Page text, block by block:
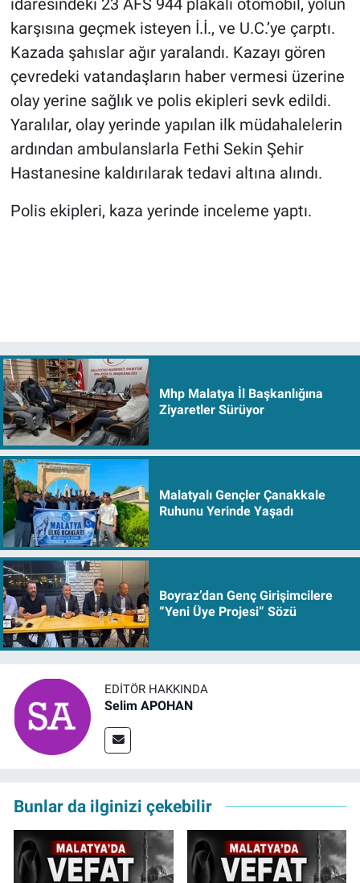
idaresindeki 23 AFS 944 plakalı otomobil, yolun
karşısına geçmek isteyen İ.İ., ve U.C.’ye çarptı.
Kazada şahıslar ağır yaralandı. Kazayı gören
çevredeki vatandaşların haber vermesi üzerine
olay yerine sağlık ve polis ekipleri sevk edildi.
Yaralılar, olay yerinde yapılan ilk müdahalelerin
ardından ambulanslarla Fethi Sekin Şehir
Hastanesine kaldırılarak tedavi altına alındı.
Polis ekipleri, kaza yerinde inceleme yaptı.
Mhp Malatya İl Başkanlığına
Ziyaretler Sürüyor
Malatyalı Gençler Çanakkale
Ruhunu Yerinde Yaşadı
Boyraz’dan Genç Girişimcilere
“Yeni Üye Projesi” Sözü
EDITÖR HAKKINDA
Selim APOHAN
Bunlar da ilginizi çekebilir